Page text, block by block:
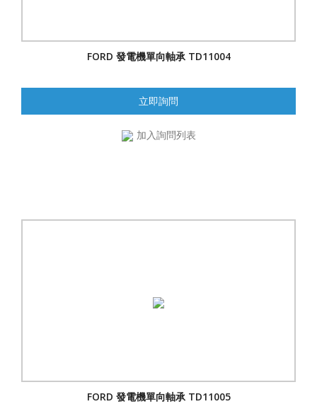
FORD 發電機單向軸承 TD11004
立即詢問
加入詢問列表
FORD 發電機單向軸承 TD11005